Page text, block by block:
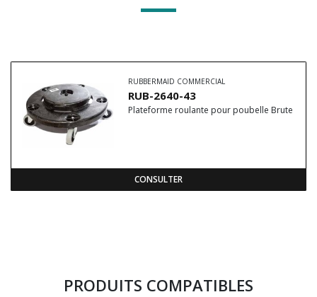
RUBBERMAID COMMERCIAL
RUB-2640-43
Plateforme roulante pour poubelle Brute
CONSULTER
PRODUITS COMPATIBLES